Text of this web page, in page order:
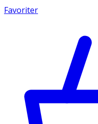
Favoriter